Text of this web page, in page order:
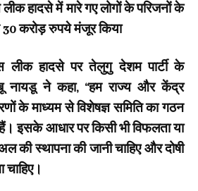
हादसे में मारे गए लोगों के परिजनों के
30 करोड़ रुपये मंजूर किया
लीक हादसे पर तेलुगु देशम पार्टी के
नायडू ने कहा, “हम राज्य और केंद्र
के माध्यम से विशेषज्ञ समिति का गठन
इसके आधार पर किसी भी विफलता या
की स्थापना की जानी चाहिए और दोषी
चाहिए।